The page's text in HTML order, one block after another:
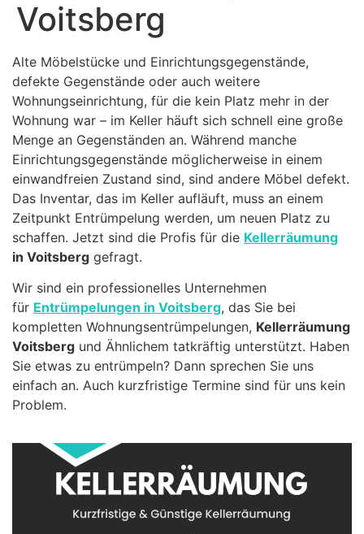
Voitsberg
Alte Möbelstücke und Einrichtungsgegenstände,
defekte Gegenstände oder auch weitere
Wohnungseinrichtung, für die kein Platz mehr in der
Wohnung war – im Keller häuft sich schnell eine große
Menge an Gegenständen an. Während manche
Einrichtungsgegenstände möglicherweise in einem
einwandfreien Zustand sind, sind andere Möbel defekt.
Das Inventar, das im Keller aufläuft, muss an einem
Zeitpunkt Entrümpelung werden, um neuen Platz zu
schaffen. Jetzt sind die Profis für die Kellerräumung
in Voitsberg gefragt.
Wir sind ein professionelles Unternehmen
für Entrümpelungen in Voitsberg, das Sie bei
kompletten Wohnungsentrümpelungen, Kellerräumung
Voitsberg und Ähnlichem tatkräftig unterstützt. Haben
Sie etwas zu entrümpeln? Dann sprechen Sie uns
einfach an. Auch kurzfristige Termine sind für uns kein
Problem.